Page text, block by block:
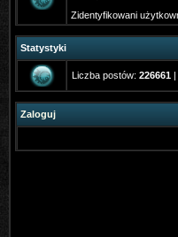
Zidentyfikowani
Statystyki
Liczba postów: 226661
Zaloguj